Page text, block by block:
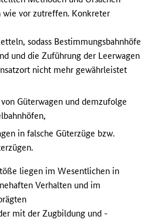
vor zutreffen. Konkreter
sodass Bestimmungsbahnhöfe
und die Zuführung der Leerwagen
nicht mehr gewährleistet
Güterwagen und demzufolge
in falsche Güterzüge bzw.
liegen im Wesentlichen in
Verhalten und im
mit der Zugbildung und -